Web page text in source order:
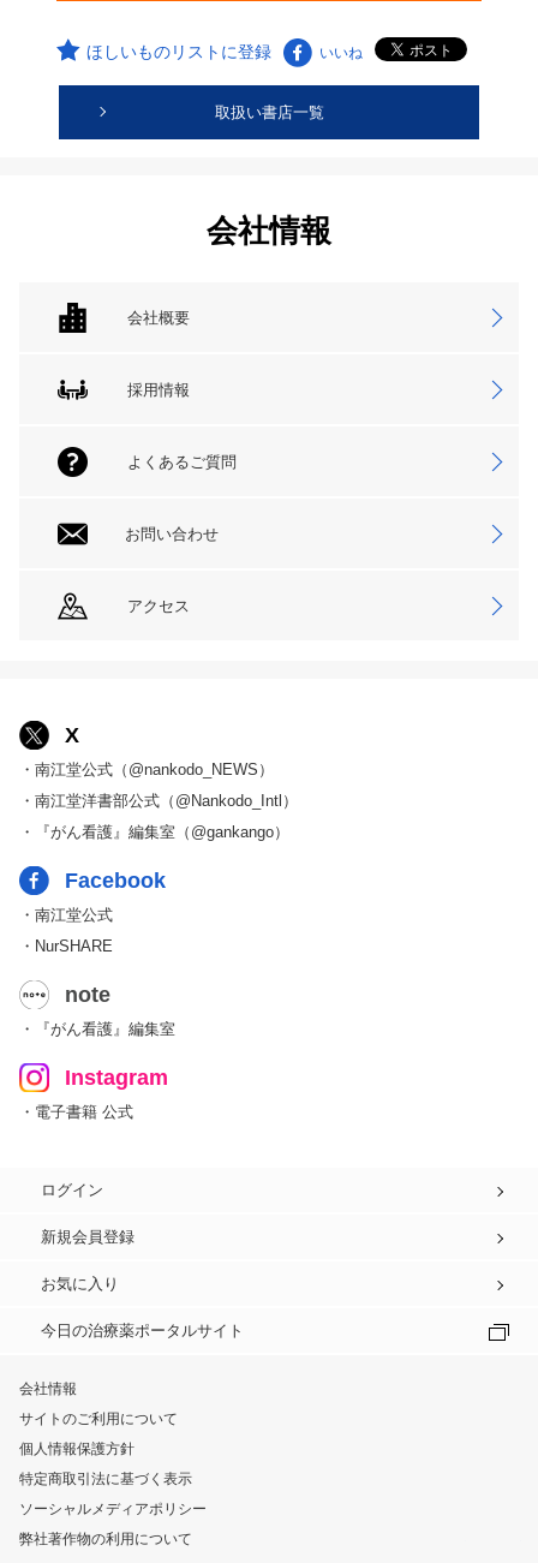
ほしいものリストに登録 いいね
取扱い書店一覧
会社情報
会社概要
採用情報
よくあるご質問
お問い合わせ
アクセス
X
・南江堂公式（@nankodo_NEWS）
・南江堂洋書部公式（@Nankodo_Intl）
・『がん看護』編集室（@gankango）
Facebook
・南江堂公式
・NurSHARE
note
・『がん看護』編集室
Instagram
・電子書籍 公式
ログイン
新規会員登録
お気に入り
今日の治療薬ポータルサイト
会社情報
サイトのご利用について
個人情報保護方針
特定商取引法に基づく表示
ソーシャルメディアポリシー
弊社著作物の利用について